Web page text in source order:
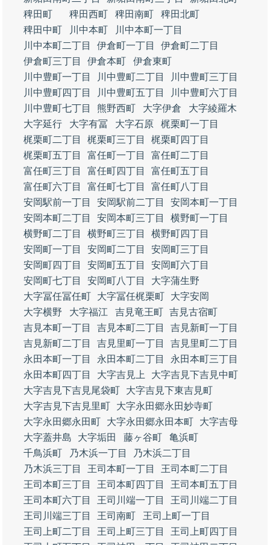
稗田町
稗田西町 稗田南町
稗田北町
稗田中町
川中本町
川中本町一丁目
川中本町二丁目
伊倉町一丁目
伊倉町二丁目
伊倉町三丁目
伊倉本町
伊倉東町
川中豊町一丁目
川中豊町二丁目
川中豊町三丁目
川中豊町四丁目
川中豊町五丁目
川中豊町六丁目
川中豊町七丁目
熊野西町 大字伊倉
大字綾羅木
大字延行
大字有冨 大字石原
梶栗町一丁目
梶栗町二丁目
梶栗町三丁目
梶栗町四丁目
梶栗町五丁目
富任町一丁目
富任町二丁目
富任町三丁目
富任町四丁目
富任町五丁目
富任町六丁目
富任町七丁目
富任町八丁目
安岡駅前一丁目
安岡駅前二丁目
安岡本町一丁目
安岡本町二丁目
安岡本町三丁目
横野町一丁目
横野町二丁目
横野町三丁目
横野町四丁目
安岡町一丁目
安岡町二丁目
安岡町三丁目
安岡町四丁目
安岡町五丁目
安岡町六丁目
安岡町七丁目
安岡町八丁目
大字蒲生野
大字冨任冨任町
大字冨任梶栗町
大字安岡
大字横野
大字福江 吉見竜王町 吉見古宿町
吉見本町一丁目
吉見本町二丁目
吉見新町一丁目
吉見新町二丁目
吉見里町一丁目
吉見里町二丁目
永田本町一丁目
永田本町二丁目
永田本町三丁目
永田本町四丁目
大字吉見上
大字吉見下吉見中町
大字吉見下吉見尾袋町
大字吉見下東吉見町
大字吉見下吉見里町
大字永田郷永田妙寺町
大字永田郷永田町
大字永田郷永田本町
大字吉母
大字蓋井島
大字垢田 藤ヶ谷町
亀浜町
千鳥浜町
乃木浜一丁目
乃木浜二丁目
乃木浜三丁目
王司本町一丁目
王司本町二丁目
王司本町三丁目
王司本町四丁目
王司本町五丁目
王司本町六丁目
王司川端一丁目
王司川端二丁目
王司川端三丁目
王司南町
王司上町一丁目
王司上町二丁目
王司上町三丁目
王司上町四丁目